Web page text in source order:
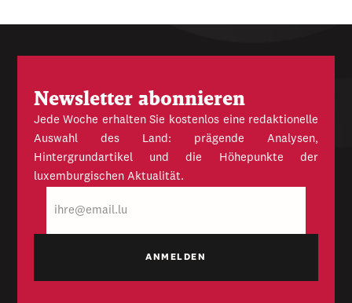
Newsletter abonnieren
Jede Woche erhalten Sie kostenlos eine redaktionelle
Auswahl des Land: prägende Analysen,
Hintergrundartikel und die Höhepunkte der
luxemburgischen Aktualität.
Mail